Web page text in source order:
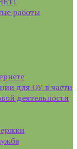
работы
для ОУ в части
деятельности